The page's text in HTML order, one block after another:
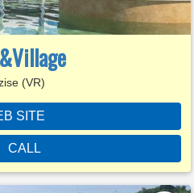
(VR)
SITE
CALL